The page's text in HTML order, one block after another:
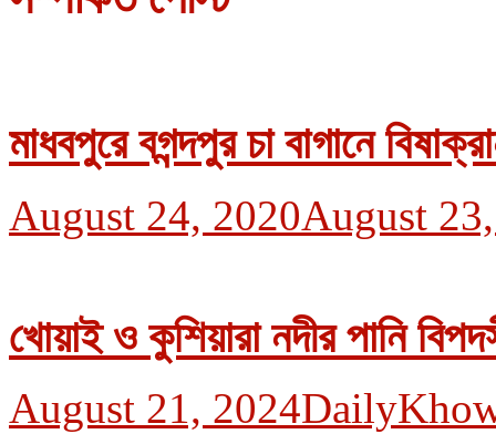
মাধবপুরে বগন্দপুর চা বাগানে
August 24, 2020August
খোয়াই ও কুশিয়ারা নদীর পানি
August 21, 2024